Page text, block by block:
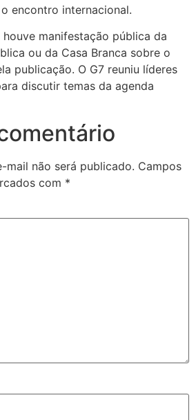
encontro internacional.
manifestação pública da
ou da Casa Branca sobre o
publicação. O G7 reuniu líderes
discutir temas da agenda
mail não será publicado. Campos
com *